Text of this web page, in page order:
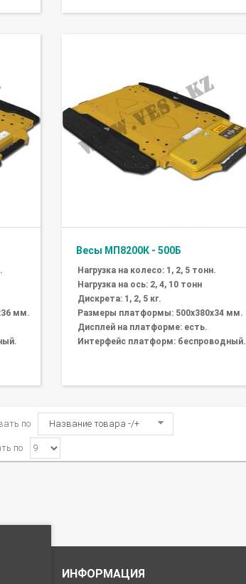
мм.
Весы МП8200К - 500Б
Нагрузка на колесо: 1, 2, 5 тонн.
Нагрузка на ось: 2, 4, 10 тонн
Дискрета: 1, 2, 5 кг.
Размеры платформы: 500х380х34 мм.
Дисплей на платформе: есть.
Интерфейс платформ: беспроводный.
по Название товара -/+
по
ИНФОРМАЦИЯ